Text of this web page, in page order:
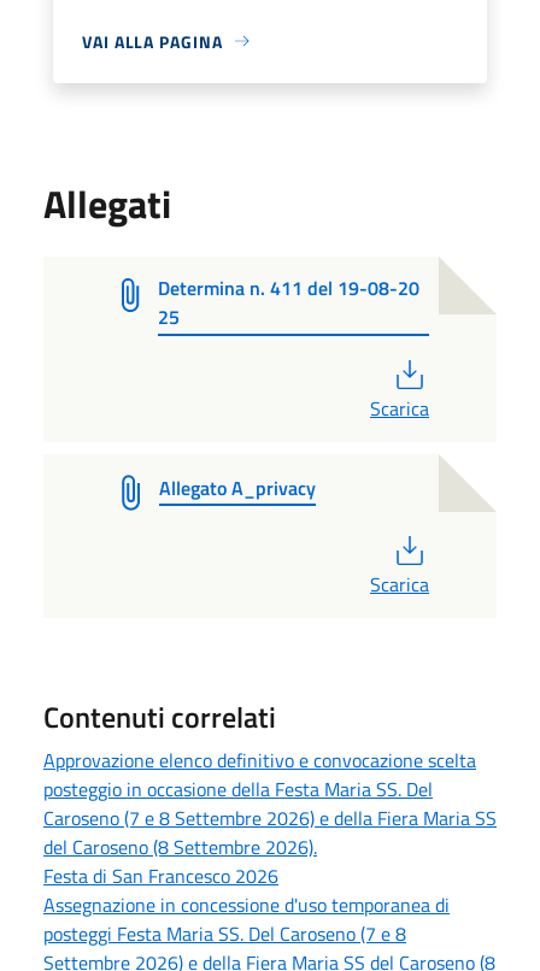
VAI ALLA PAGINA
Allegati
Determina n. 411 del 19-08-20
25
Scarica
Allegato A_privacy
Scarica
Contenuti correlati
Approvazione elenco definitivo e convocazione scelta
posteggio in occasione della Festa Maria SS. Del
Caroseno (7 e 8 Settembre 2026) e della Fiera Maria SS
del Caroseno (8 Settembre 2026).
Festa di San Francesco 2026
Assegnazione in concessione d'uso temporanea di
posteggi Festa Maria SS. Del Caroseno (7 e 8
Settembre 2026) e della Fiera Maria SS del Caroseno (8